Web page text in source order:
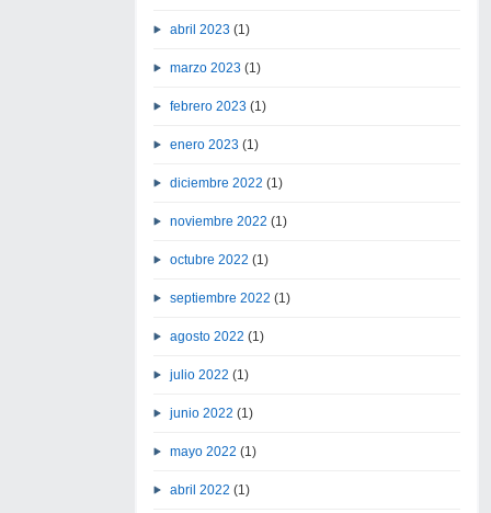
abril 2023 (1)
marzo 2023 (1)
febrero 2023 (1)
enero 2023 (1)
diciembre 2022 (1)
noviembre 2022 (1)
octubre 2022 (1)
septiembre 2022 (1)
agosto 2022 (1)
julio 2022 (1)
junio 2022 (1)
mayo 2022 (1)
abril 2022 (1)